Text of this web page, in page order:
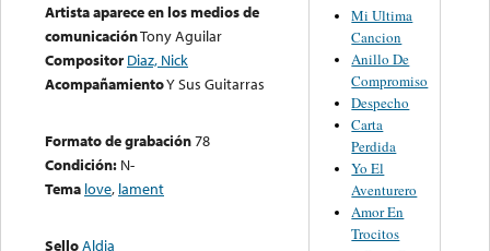
Artista aparece en los medios de
comunicaciónTony Aguilar
Compositor Diaz, Nick
AcompañamientoY Sus Guitarras
Formato de grabación78
Condición: N-
Tema love, lament
SelloAldia
Mi Ultima
Cancion
Anillo De
Compromiso
Despecho
Carta
Perdida
Yo El
Aventurero
Amor En
Trocitos